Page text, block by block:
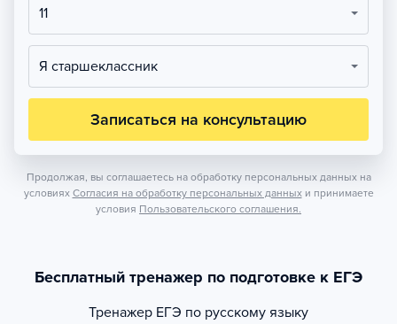
11
Я старшеклассник
Записаться на консультацию
Продолжая, вы соглашаетесь на обработку персональных данных на
условиях Согласия на обработку персональных данных и принимаете
условия Пользовательского соглашения.
Бесплатный тренажер по подготовке к ЕГЭ
Тренажер ЕГЭ по русскому языку